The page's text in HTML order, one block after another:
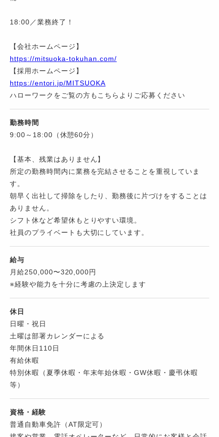
18:00／業務終了！
【会社ホームページ】
https://mitsuoka-tokuhan.com/
【採用ホームページ】
https://entori.jp/MITSUOKA
ハローワークをご覧の方もこちらよりご応募ください
勤務時間
9:00～18:00（休憩60分）
【基本、残業はありません】
所定の勤務時間内に業務を完結させることを重視していま
す。
朝早く出社して掃除をしたり、勤務後に片づけをすることは
ありません。
シフト休など希望休もとりやすい環境。
社員のプライベートも大切にしています。
給与
月給250,000〜320,000円
※経験や能力を十分に考慮の上決定します
休日
日曜・祝日
土曜は部署カレンダーによる
年間休日110日
有給休暇
特別休暇（夏季休暇・年末年始休暇・GW休暇・慶弔休暇
等）
資格・経験
普通自動車免許（AT限定可）